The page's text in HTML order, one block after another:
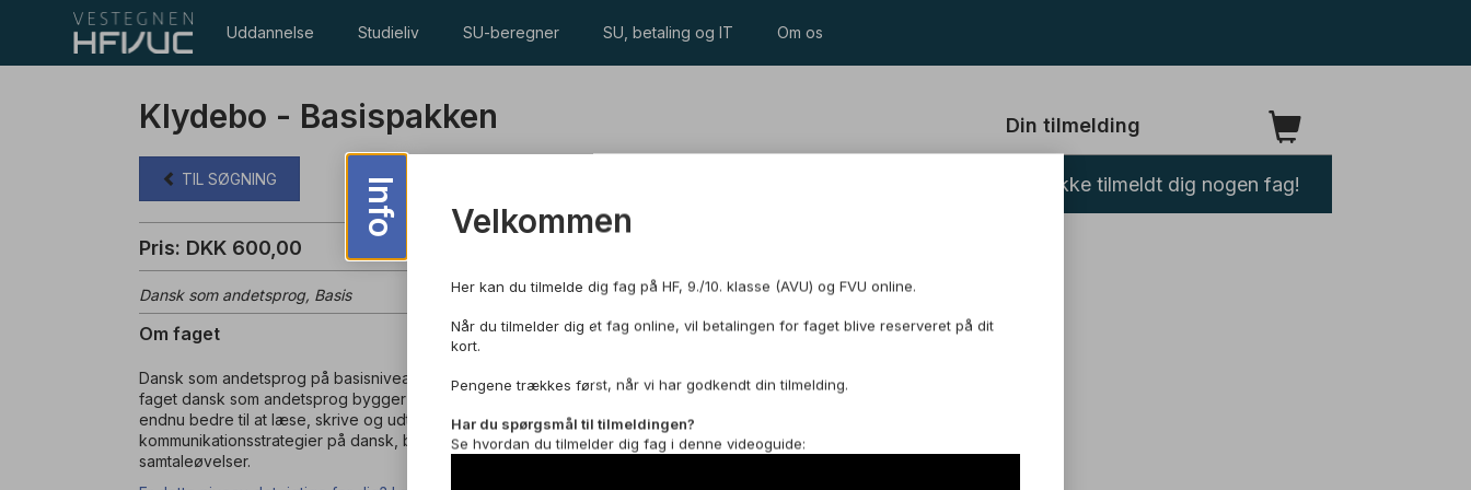
Uddannelse Studieliv SU-beregner SU, betaling og IT Om os
Klydebo - Basispakken
TIL SØGNING
Pris: DKK 600,00
Dansk som andetsprog, Basis
Om faget
Dansk som andetsprog på basisniveau er din bro til det danske uddannelsessystem og arbejdsmarked. I
faget dansk som andetsprog bygger du videre på de ting, som du lærte på sprogcenteret. Du vil blive
endnu bedre til at læse, skrive og udtale dansk. Derudover vil du også lære mere om diverse
kommunikationsstrategier på dansk, b.la. ved brug af diverse IT-platforme, præsentationer og
samtaleøvelser.
Din tilmelding
Du har ikke tilmeldt dig nogen fag!
Info Velkommen
Her kan du tilmelde dig fag på HF, 9./10. klasse (AVU) og FVU online.
Når du tilmelder dig et fag online, vil betalingen for faget blive reserveret på dit
kort.
Pengene trækkes først, når vi har godkendt din tilmelding.
Har du spørgsmål til tilmeldingen?
Se hvordan du tilmelder dig fag i denne videoguide: